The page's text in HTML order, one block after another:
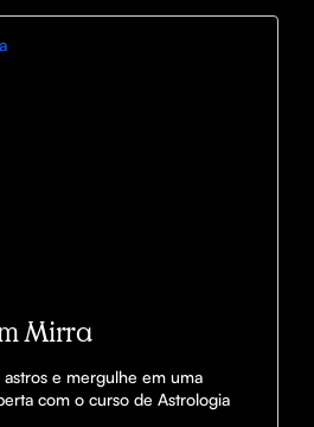
Mirra
e mergulhe em uma
com o curso de Astrologia